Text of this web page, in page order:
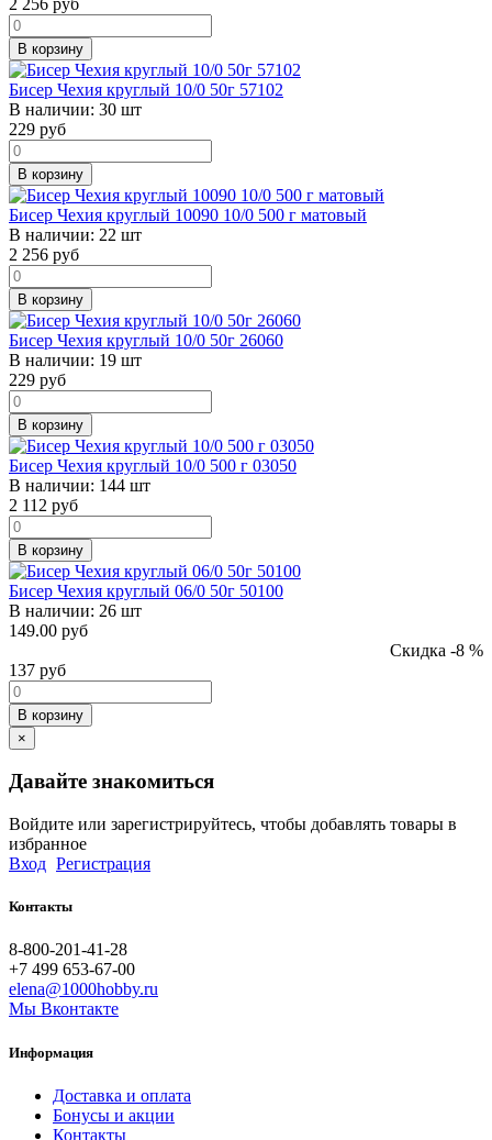
В корзину
Бисер Чехия круглый 10/0 50г 57102
В наличии: 30 шт
229 руб
В корзину
Бисер Чехия круглый 10090 10/0 500 г матовый
В наличии: 22 шт
2 256 руб
В корзину
Бисер Чехия круглый 10/0 50г 26060
В наличии: 19 шт
229 руб
В корзину
Бисер Чехия круглый 10/0 500 г 03050
В наличии: 144 шт
2 112 руб
В корзину
Бисер Чехия круглый 06/0 50г 50100
В наличии: 26 шт
149.00 руб
Скидка -8 %
137 руб
В корзину
×
Давайте знакомиться
Войдите или зарегистрируйтесь, чтобы добавлять товары в
избранное
Вход Регистрация
Контакты
8-800-201-41-28
+7 499 653-67-00
elena@1000hobby.ru
Мы Вконтакте
Информация
Доставка и оплата
Бонусы и акции
Контакты